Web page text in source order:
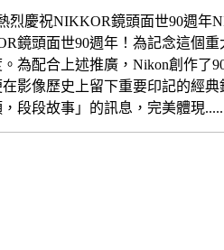
烈慶祝NIKKOR鏡頭面世90週年
鏡頭面世90週年！為記念這個
為配合上述推廣，Nikon創作
在影像歷史上留下重要印記的經
段段故事」的訊息，完美體現